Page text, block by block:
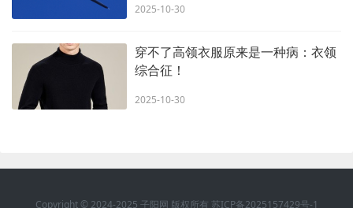
2025-10-30
穿不了高领衣服原来是一种病：衣领
综合征！
2025-10-30
Copyright © 2024-2025 子阳网 版权所有 苏ICP备2025157429号-1